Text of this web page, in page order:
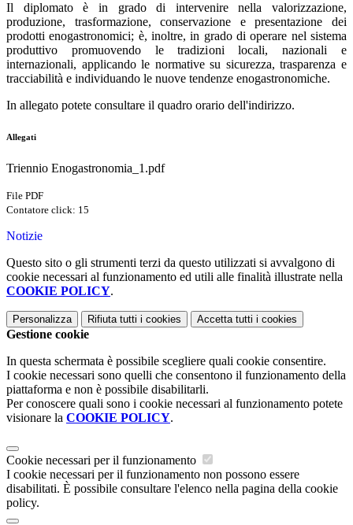
Il diplomato è in grado di intervenire nella valorizzazione,
produzione, trasformazione, conservazione e presentazione dei
prodotti enogastronomici; è, inoltre, in grado di operare nel sistema
produttivo promuovendo le tradizioni locali, nazionali e
internazionali, applicando le normative su sicurezza, trasparenza e
tracciabilità e individuando le nuove tendenze enogastronomiche.
In allegato potete consultare il quadro orario dell'indirizzo.
Allegati
Triennio Enogastronomia_1.pdf
File PDF
Contatore click: 15
Notizie
Questo sito o gli strumenti terzi da questo utilizzati si avvalgono di
cookie necessari al funzionamento ed utili alle finalità illustrate nella
COOKIE POLICY.
Personalizza Rifiuta tutti i cookies Accetta tutti i cookies
Gestione cookie
In questa schermata è possibile scegliere quali cookie consentire.
I cookie necessari sono quelli che consentono il funzionamento della
piattaforma e non è possibile disabilitarli.
Per conoscere quali sono i cookie necessari al funzionamento potete
visionare la COOKIE POLICY.
Cookie necessari per il funzionamento
I cookie necessari per il funzionamento non possono essere
disabilitati. È possibile consultare l'elenco nella pagina della cookie
policy.